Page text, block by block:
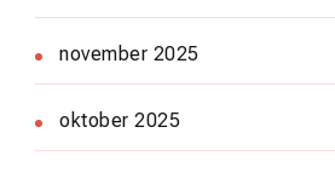
november 2025
oktober 2025